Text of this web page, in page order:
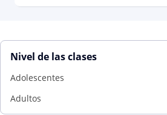
Nivel de las clases
Adolescentes
Adultos